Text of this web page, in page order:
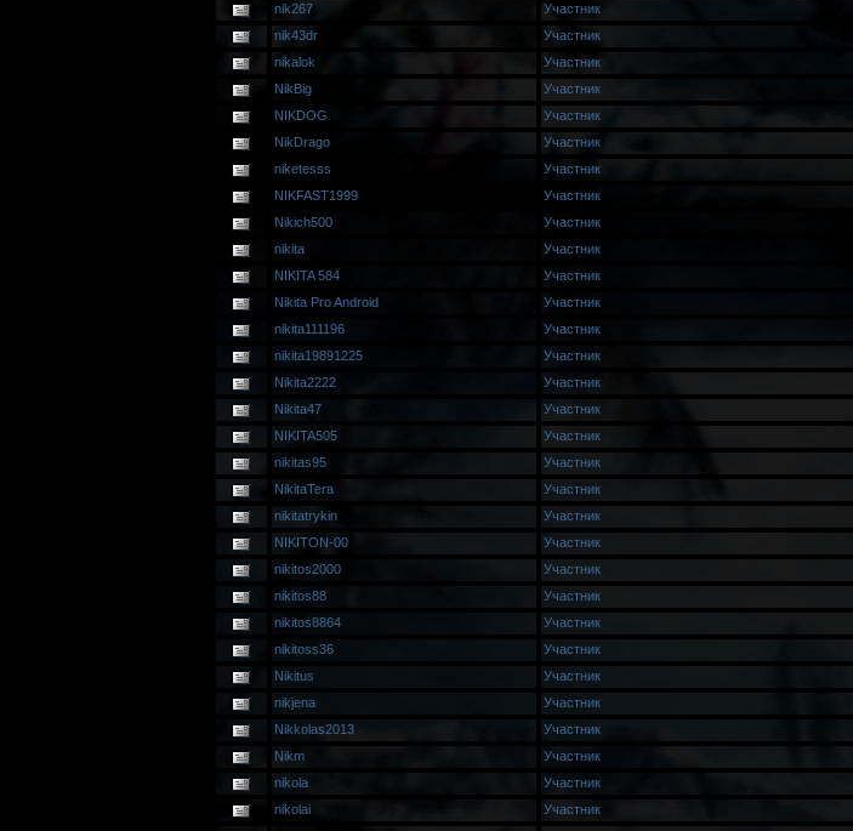
nik267
Участник
nik43dr
Участник
nikalok
Участник
NikBig
Участник
NIKDOG
Участник
NikDrago
Участник
niketesss
Участник
NIKFAST1999
Участник
Nikich500
Участник
nikita
Участник
NIKITA 584
Участник
Nikita Pro Android
Участник
nikita111196
Участник
nikita19891225
Участник
Nikita2222
Участник
Nikita47
Участник
NIKITA505
Участник
nikitas95
Участник
NikitaTera
Участник
nikitatrykin
Участник
NIKITON-00
Участник
nikitos2000
Участник
nikitos88
Участник
nikitos8864
Участник
nikitoss36
Участник
Nikitus
Участник
nikjena
Участник
Nikkolas2013
Участник
Nikm
Участник
nikola
Участник
nikolai
Участник